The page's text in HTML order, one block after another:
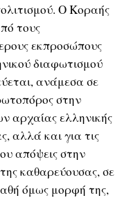
Ο Κοραής
τους
εκπροσώπους
διαφωτισμού
ανάμεσα σε
στην
αρχαίας ελληνικής
αλλά και για τις
απόψεις στην
καθαρεύουσας, σε
όμως μορφή της,